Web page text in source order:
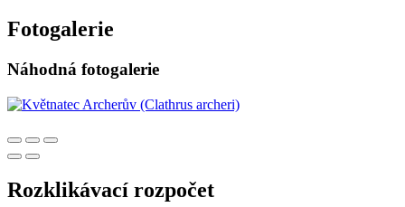
Fotogalerie
Náhodná fotogalerie
Rozklikávací rozpočet